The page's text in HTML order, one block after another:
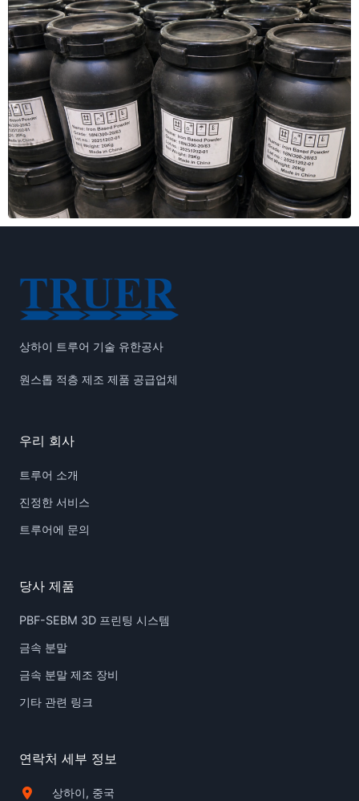
상하이 트루어 기술 유한공사
원스톱 적층 제조 제품 공급업체
우리 회사
트루어 소개
진정한 서비스
트루어에 문의
당사 제품
PBF-SEBM 3D 프린팅 시스템
금속 분말
금속 분말 제조 장비
기타 관련 링크
연락처 세부 정보
상하이, 중국